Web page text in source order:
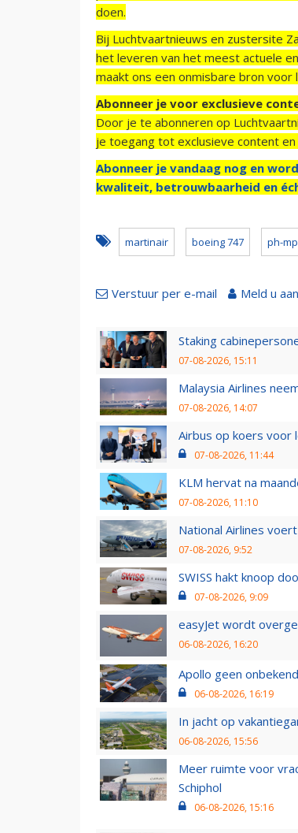
doen.
Bij Luchtvaartnieuws en zustersite
het leveren van het meest actuele
maakt ons een onmisbare bron
Abonneer je voor exclusieve
Door je te abonneren op
je toegang tot exclusieve content
Abonneer je vandaag nog en
kwaliteit, betrouwbaarheid en
martinair boeing 747 ph-
Verstuur per e-mail Meld u
Staking
07-08-2026, 15:11
Malaysia Airlines
07-08-2026, 14:07
Airbus op koers
07-08-2026, 11:44
KLM hervat na
07-08-2026, 11:10
National Airlines
07-08-2026, 9:52
SWISS hakt knoop
07-08-2026, 9:09
easyJet wordt
06-08-2026, 16:20
Apollo geen
06-08-2026, 16:19
In jacht op
06-08-2026, 15:56
Meer ruimte voor
Schiphol
06-08-2026, 15:16